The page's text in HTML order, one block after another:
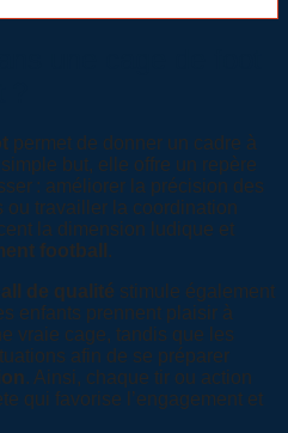
permet de donner un cadre à
but, elle offre un repère
: améliorer la précision des
ou travailler la coordination
la dimension ludique et
football
.
de qualité stimule également
enfants prennent plaisir à
vraie cage, tandis que les
afin de se préparer
. Ainsi, chaque tir ou action
qui favorise l’engagement et